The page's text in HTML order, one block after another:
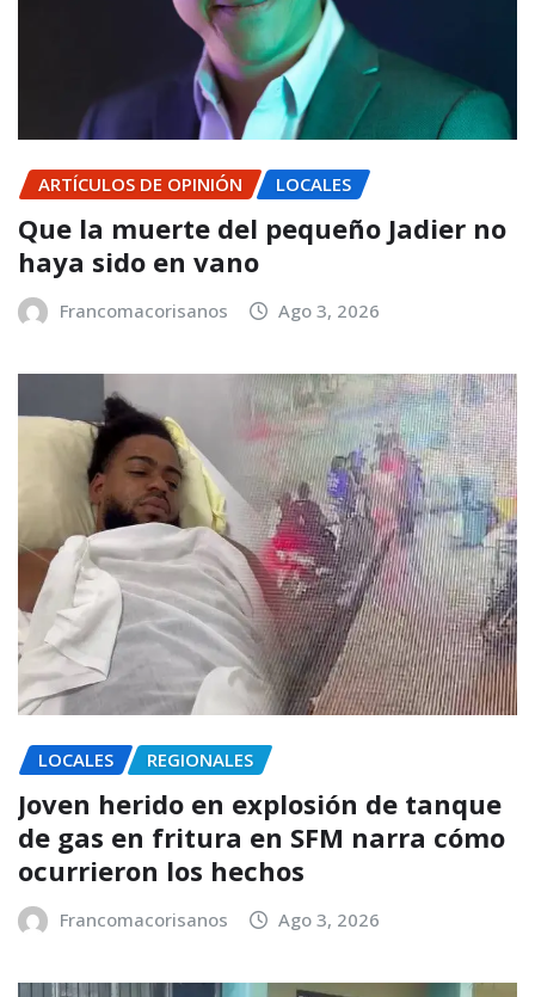
ARTÍCULOS DE OPINIÓN LOCALES
Que la muerte del pequeño Jadier no
haya sido en vano
Francomacorisanos Ago 3, 2026
LOCALES REGIONALES
Joven herido en explosión de tanque
de gas en fritura en SFM narra cómo
ocurrieron los hechos
Francomacorisanos Ago 3, 2026